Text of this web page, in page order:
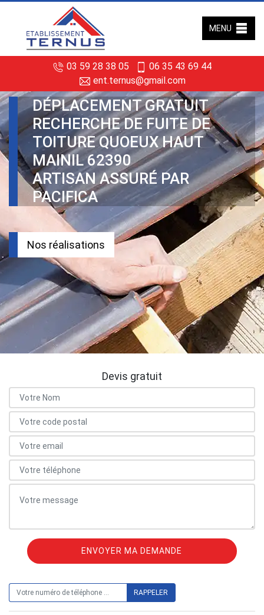
03 59 28 38 05
06 35 43 69 44
ent.ternus@gmail.com
MENU
DÉPLACEMENT GRATUIT
RECHERCHE DE FUITE DE
TOITURE QUOEUX HAUT
MAINIL 62390
ARTISAN ASSURÉ PAR
PACIFICA
Nos réalisations
Devis gratuit